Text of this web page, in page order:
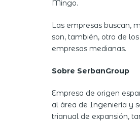
Mingo.
Las empresas buscan,
son, también, otro de
empresas medianas.
Sobre SerbanGroup
Empresa de origen
al área de Ingeniería y
trianual de expansión,